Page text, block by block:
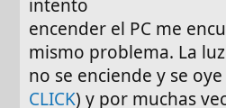
intento
encender el PC me
mismo problema. La
no se enciende y se
CLICK) y por muchas